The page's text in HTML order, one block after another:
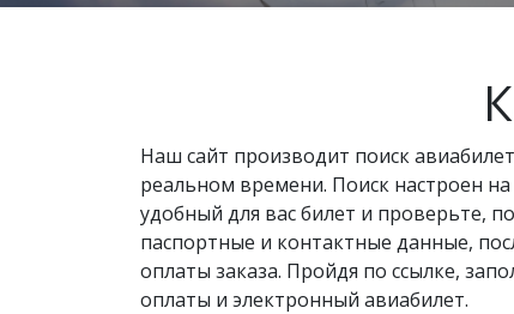
Наш сайт производит поиск
реальном времени. Поиск настроен
удобный для вас билет и проверьте,
паспортные и контактные данные,
оплаты заказа. Пройдя по ссылке,
оплаты и электронный авиабилет.